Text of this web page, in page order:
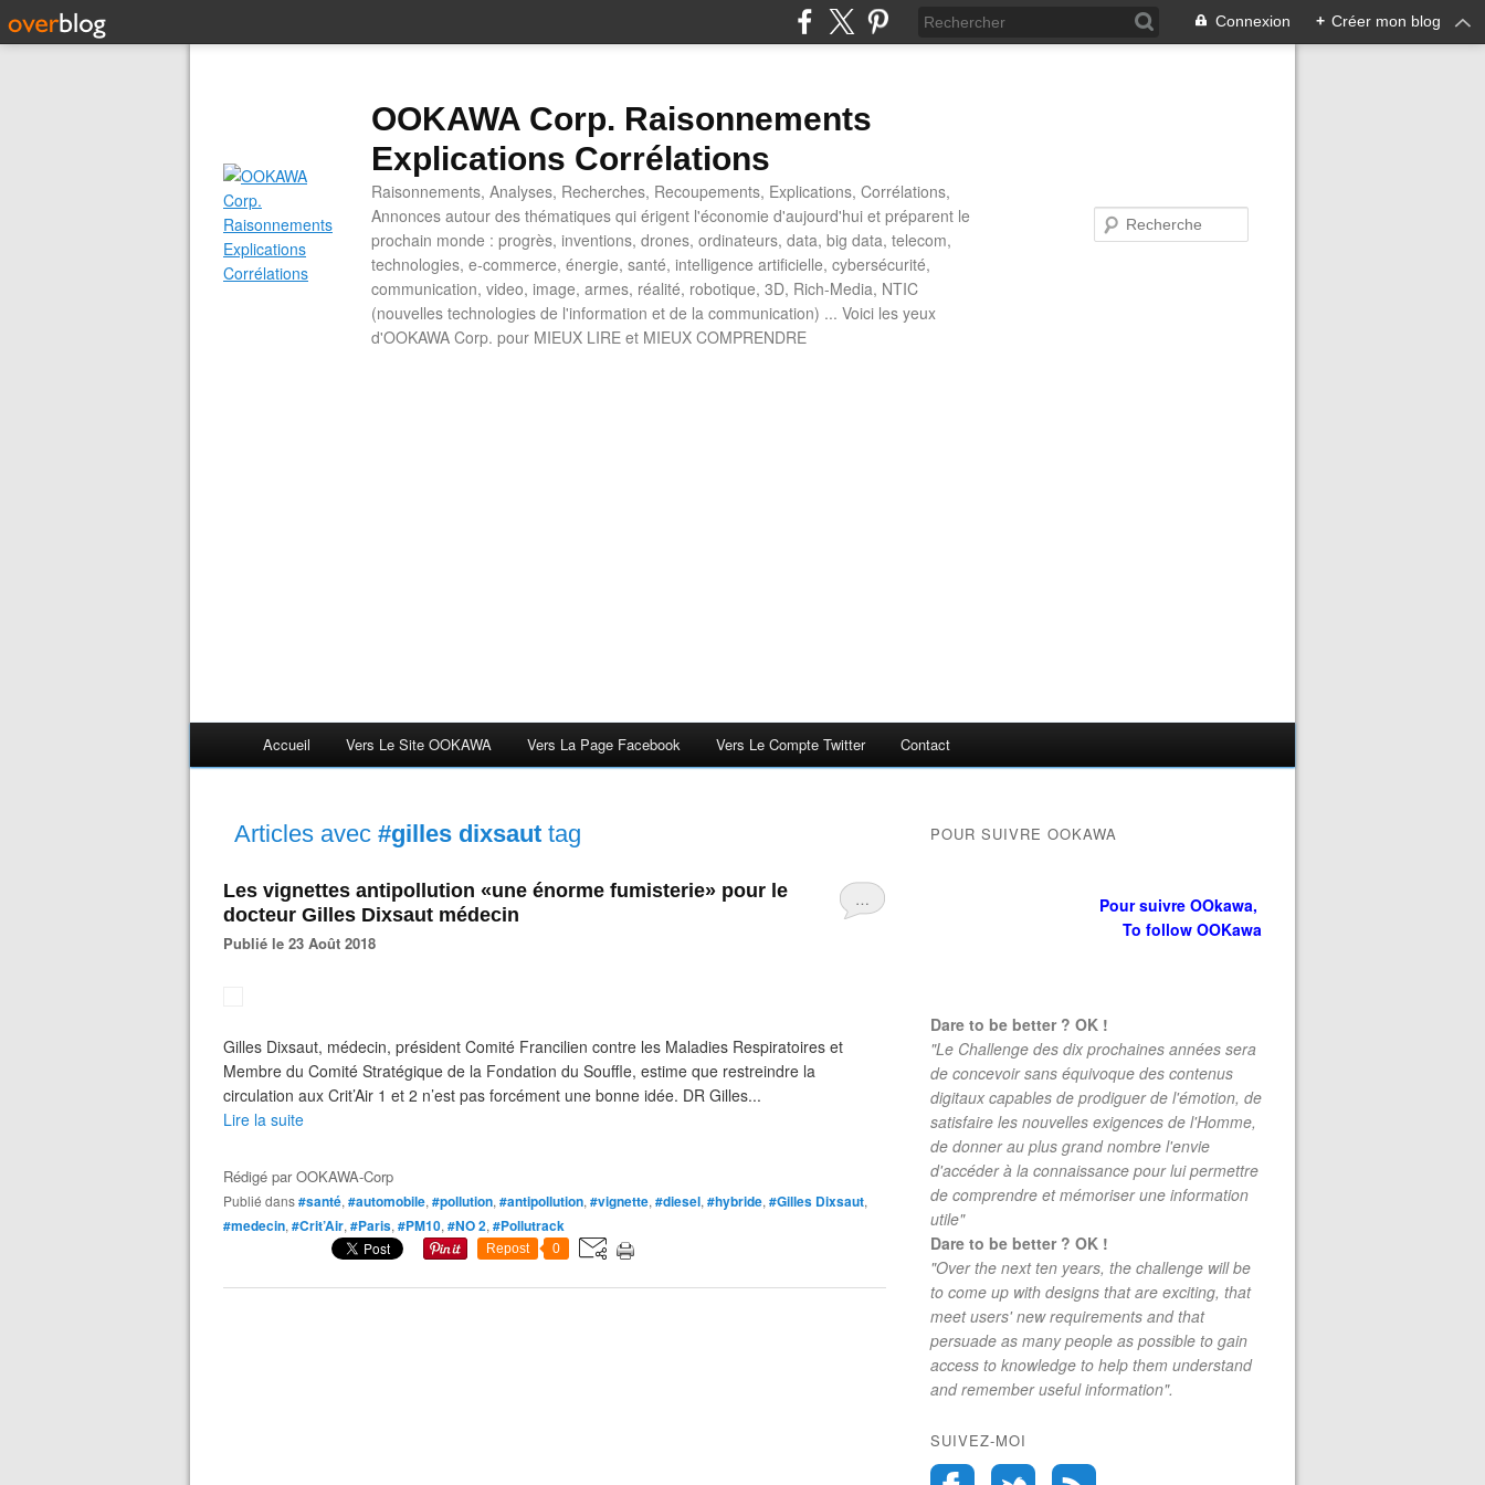
Connexion + Créer mon blog
OOKAWA Corp. Raisonnements
Explications Corrélations
Raisonnements, Analyses, Recherches, Recoupements, Explications, Corrélations,
Annonces autour des thématiques qui érigent l'économie d'aujourd'hui et préparent le
prochain monde : progrès, inventions, drones, ordinateurs, data, big data, telecom,
technologies, e-commerce, énergie, santé, intelligence artificielle, cybersécurité,
communication, video, image, armes, réalité, robotique, 3D, Rich-Media, NTIC
(nouvelles technologies de l'information et de la communication) ... Voici les yeux
d'OOKAWA Corp. pour MIEUX LIRE et MIEUX COMPRENDRE
Accueil Vers Le Site OOKAWA Vers La Page Facebook Vers Le Compte Twitter Contact
Articles avec #gilles dixsaut tag
…
Les vignettes antipollution «une énorme fumisterie» pour le
docteur Gilles Dixsaut médecin
Publié le 23 Août 2018
Gilles Dixsaut, médecin, président Comité Francilien contre les Maladies Respiratoires et
Membre du Comité Stratégique de la Fondation du Souffle, estime que restreindre la
circulation aux Crit’Air 1 et 2 n’est pas forcément une bonne idée. DR Gilles...
Lire la suite
Rédigé parOOKAWA-Corp
Publié dans#santé, #automobile, #pollution, #antipollution, #vignette, #diesel, #hybride, #Gilles Dixsaut,
#medecin, #Crit’Air, #Paris, #PM10, #NO 2, #Pollutrack
Repost 0
POUR SUIVRE OOKAWA
Pour suivre OOkawa,
To follow OOKawa
Dare to be better ? OK !
"Le Challenge des dix prochaines années sera
de concevoir sans équivoque des contenus
digitaux capables de prodiguer de l'émotion, de
satisfaire les nouvelles exigences de l'Homme,
de donner au plus grand nombre l'envie
d'accéder à la connaissance pour lui permettre
de comprendre et mémoriser une information
utile"
Dare to be better ? OK !
"Over the next ten years, the challenge will be
to come up with designs that are exciting, that
meet users' new requirements and that
persuade as many people as possible to gain
access to knowledge to help them understand
and remember useful information".
SUIVEZ-MOI